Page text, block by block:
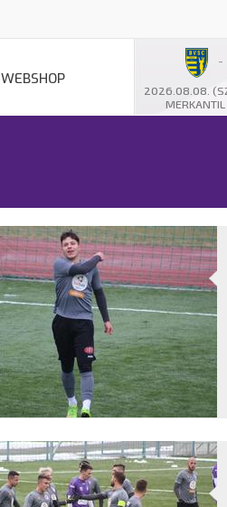
-
2026.08.08.
WEBSHOP